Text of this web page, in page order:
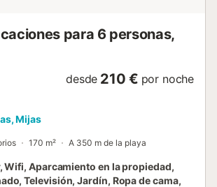
para 6 personas,
desde 210 € por noche
Mijas
170 m² A 350 m de la playa
Wifi, Aparcamiento en la propiedad,
Televisión, Jardín, Ropa de cama,